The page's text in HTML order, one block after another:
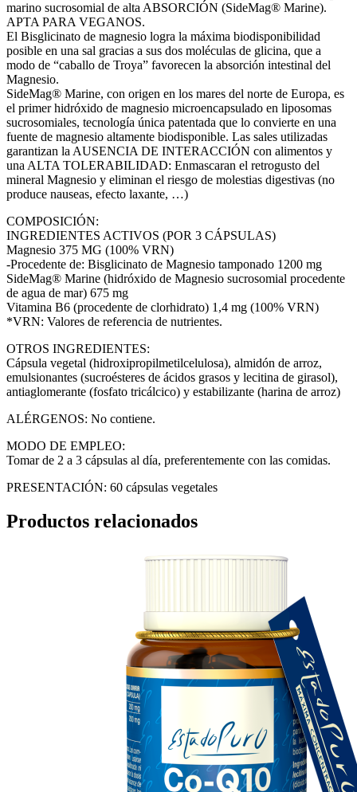
marino sucrosomial de alta ABSORCIÓN (SideMag® Marine).
APTA PARA VEGANOS.
El Bisglicinato de magnesio logra la máxima biodisponibilidad
posible en una sal gracias a sus dos moléculas de glicina, que a
modo de “caballo de Troya” favorecen la absorción intestinal del
Magnesio.
SideMag® Marine, con origen en los mares del norte de Europa, es
el primer hidróxido de magnesio microencapsulado en liposomas
sucrosomiales, tecnología única patentada que lo convierte en una
fuente de magnesio altamente biodisponible. Las sales utilizadas
garantizan la AUSENCIA DE INTERACCIÓN con alimentos y
una ALTA TOLERABILIDAD: Enmascaran el retrogusto del
mineral Magnesio y eliminan el riesgo de molestias digestivas (no
produce nauseas, efecto laxante, …)
COMPOSICIÓN:
INGREDIENTES ACTIVOS (POR 3 CÁPSULAS)
Magnesio 375 MG (100% VRN)
-Procedente de: Bisglicinato de Magnesio tamponado 1200 mg
SideMag® Marine (hidróxido de Magnesio sucrosomial procedente
de agua de mar) 675 mg
Vitamina B6 (procedente de clorhidrato) 1,4 mg (100% VRN)
*VRN: Valores de referencia de nutrientes.
OTROS INGREDIENTES:
Cápsula vegetal (hidroxipropilmetilcelulosa), almidón de arroz,
emulsionantes (sucroésteres de ácidos grasos y lecitina de girasol),
antiaglomerante (fosfato tricálcico) y estabilizante (harina de arroz)
ALÉRGENOS: No contiene.
MODO DE EMPLEO:
Tomar de 2 a 3 cápsulas al día, preferentemente con las comidas.
PRESENTACIÓN: 60 cápsulas vegetales
Productos relacionados